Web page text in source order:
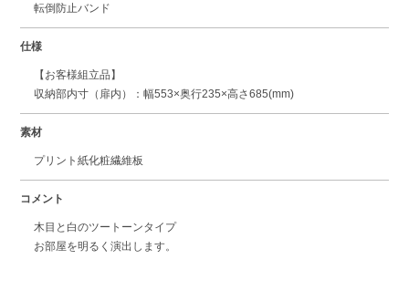
転倒防止バンド
仕様
【お客様組立品】
収納部内寸（扉内）：幅553×奥行235×高さ685(mm)
素材
プリント紙化粧繊維板
コメント
木目と白のツートーンタイプ
お部屋を明るく演出します。